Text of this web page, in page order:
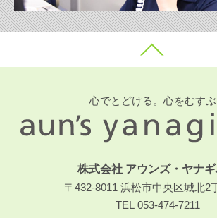
６.弊社主催・共催・後援の各種イベントの案内のた
め。
め。
【2】個人情報の取扱いの委託に
の個人情報を、限定された特定の業務
協力会社に委託することがあります。
心でとどける。心をむすぶ
株式会社 アウンズ・ヤナギ
〒432-8011 浜松市中央区城北2
TEL 053-474-7211